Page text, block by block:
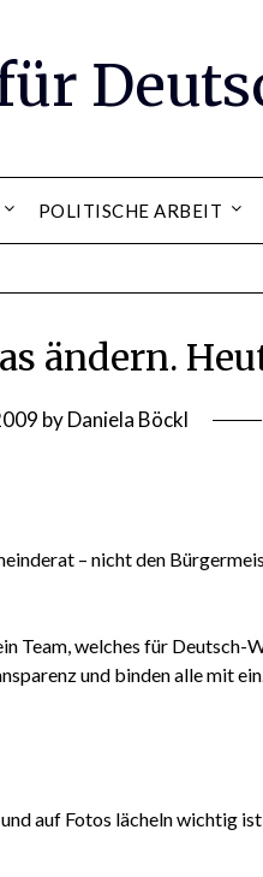
POLITISCHE ARBEIT
ändern.
byDaniela Böckl
– nicht den
Team, welches für Deutsch-
und binden alle mit
auf Fotos lächeln wichtig